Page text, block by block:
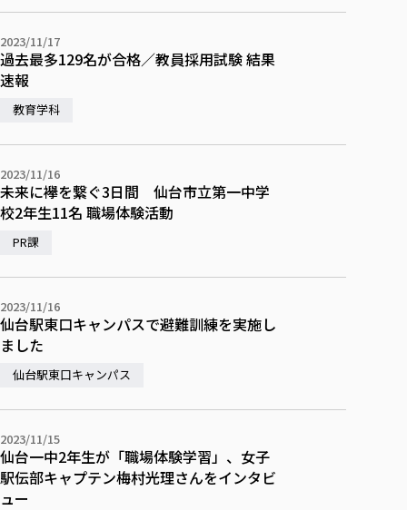
寄附の受け入れ
教職員募集
キャンパス案内
本学のシラバスについて
一般事業主行動計画
公的資金等の不正使用の防止に関する基本方針
研究活動における不正行為の防止等に関する対応
リエゾンゼミ・ナビ（テキスト等）
お役立ち情報（リンク集）
ガバナンス・コード
中期事業計画
大学評価
IR情報
学校教育法施行規則第172条の2に基づく情報公開
教職課程における情報の公表
教育学科
保健看護学科
医療経営管理学科
産業福祉マネジメント学科
仏教専修科
大学院
大学院
総合福祉学研究科 社会福祉学専攻 博士課程
総合福祉学研究科 福祉心理学専攻 修士課程
教育学研究科 教育学専攻 修士課程
通信制大学院 総合福祉学研究科 社会福祉学専攻 修士課程
通信制大学院 総合福祉学研究科 福祉心理学専攻 修士課程
カリキュラム（学部・大学院）
その他の就学機会
学びの特徴
学びの特徴
ICT教育
初年次教育（リエゾンゼミⅠ）
学びのサポート
進学相談会
オープンキャンパス
東北福祉大学のキャリアサポート
東北福祉大学のキャリアサポート
採用ご担当者様へ
採用ご担当者様へ
センター長の挨拶
求人の受付について
在学生の方
資格取得報奨制度について
卒業生の方
卒業生の方
卒業後のキャリア支援体制
在学生による訪問、情報提供へのご協力のお願い
卒業生アンケート
東北福祉大学のDNA
外国人在学生
学生支援センター国際交流の活動
スタッフ紹介
ニュース一覧
社会連携・研究
東北福祉大学の研究活動
東北福祉大学の研究活動
東北福祉大学の研究紹介
東北福祉大学の紀要・リポジトリ
東北福祉大学の紀要・リポジトリ
教職研究
東北福祉大学教育・教職センター特別支援教育研究年報一覧
芹沢銈介美術工芸館年報
東北福祉大学機関リポジトリ
「高齢者のフレイル予防及びデジタルデバイド解消に向けた産
高齢者施設特化型モジュラー車いす開発
社会貢献・地域連携活動
社会貢献への取り組み
社会貢献・地域連携活動報告書
各種社会貢献活動の窓口
伝承講座「311『伝える／備える』次世代塾」
JICA草の根技術協力事業
被災地の子ども支援活動
生涯学習・社会人講座
自治体・団体等との主な協定
自治体・団体等との主な協定
研究所について
研究者のご紹介
生涯教育・キャリア教育TOP
生涯学習・社会人講座
特別支援教育研究室
取材について
施設利用
同窓会
学内ポータルシステム
保護者向け
2023/11/17
過去最多129名が合格／教員採用試験 結果
速報
教育学科
2023/11/16
未来に襷を繋ぐ3日間 仙台市立第一中学
校2年生11名 職場体験活動
PR課
2023/11/16
仙台駅東口キャンパスで避難訓練を実施し
ました
仙台駅東口キャンパス
2023/11/15
仙台一中2年生が「職場体験学習」、女子
駅伝部キャプテン梅村光理さんをインタビ
ュー